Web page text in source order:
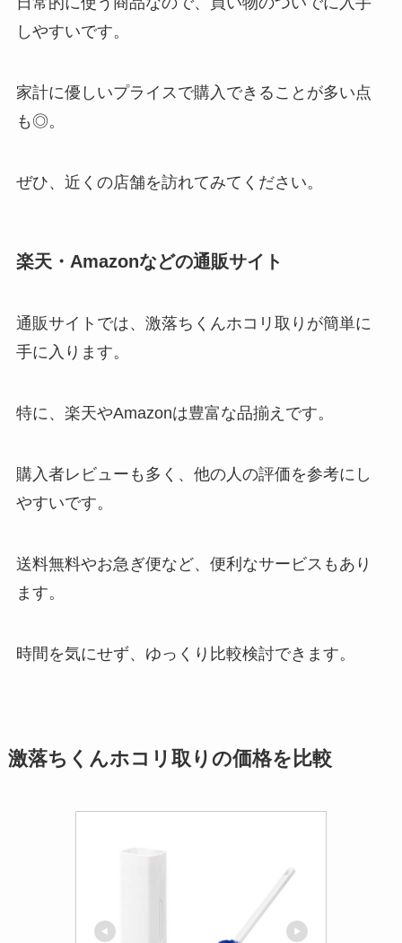
しやすいです。
家計に優しいプライスで購入できることが多い点
も◎。
ぜひ、近くの店舗を訪れてみてください。
楽天・Amazonなどの通販サイト
通販サイトでは、激落ちくんホコリ取りが簡単に
手に入ります。
特に、楽天やAmazonは豊富な品揃えです。
購入者レビューも多く、他の人の評価を参考にし
やすいです。
送料無料やお急ぎ便など、便利なサービスもあり
ます。
時間を気にせず、ゆっくり比較検討できます。
激落ちくんホコリ取りの価格を比較